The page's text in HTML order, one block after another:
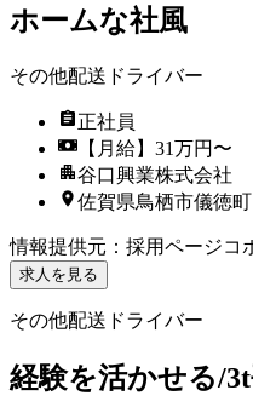
ホームな社風
その他配送ドライバー
正社員
【月給】31万円〜
谷口興業株式会社
佐賀県鳥栖市儀徳
情報提供元 ： 採用ページコ
求人を見る
その他配送ドライバー
経験を活かせる/